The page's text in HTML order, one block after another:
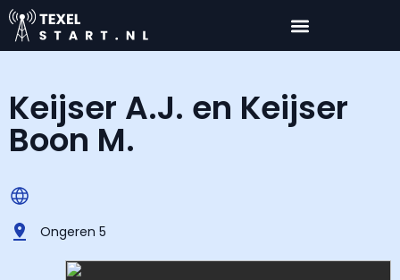
Keijser A.J. en Keijser
Boon M.
Ongeren 5